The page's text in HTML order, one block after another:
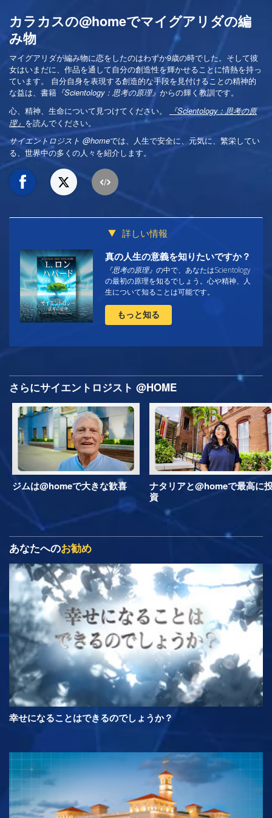
カラカスの@homeでマイグアリダの編
み物
マイグアリダが編み物に恋をしたのはわずか9歳の時でした。そして彼
女はいまだに、作品を通して自分の創造性を輝かせることに情熱を持っ
ています。 自分自身を表現する創造的な手段を見付けることの精神的
な益は、書籍 『Scientology：思考の原理』 からの輝く教訓です。
心、精神、生命について見つけてください。
『Scientology：思考の原
理』 を読んでください。
サイエントロジスト @homeでは、人生で安全に、元気に、繁栄してい
る、世界中の多くの人々を紹介します。
詳しい情報
真の人生の意義を知りたいですか？
『思考の原理』 の中で、あなたはScientology
の最初の原理を知るでしょう。心や精神、人
生について知ることは可能です。
もっと知る
さらにサイエントロジスト @HOME
ジムは@homeで大きな歓喜
ナタリアと@homeで最高に
資
あなたへのお勧め
幸せになることはできるのでしょうか？